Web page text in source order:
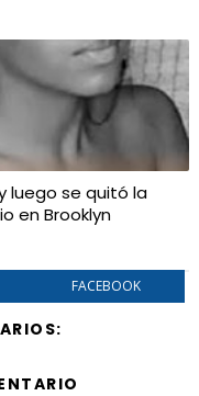
luego se quitó la
en Brooklyn
FACEBOOK